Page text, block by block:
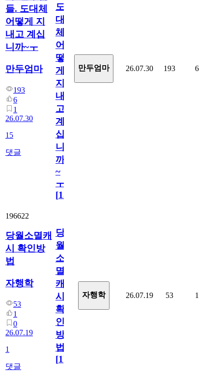
들. 도대체
어떻게 지
내고 계십
니까~ㅜ
만두엄마
193
6
1
26.07.30
15
댓글
도
대
체
어
떻
게
지
내
고
계
십
니
까
~
ㅜ
[15
만두엄마 26.07.30 193 6
196622
당월소멸캐
시 확인방
법
자행학
53
1
0
26.07.19
1
댓글
당
월
소
멸
캐
시
확
인
방
법
[1]
자행학 26.07.19 53 1